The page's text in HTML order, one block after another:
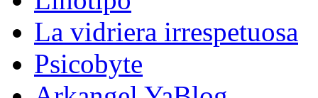
La vidriera irrespetuosa
Psicobyte